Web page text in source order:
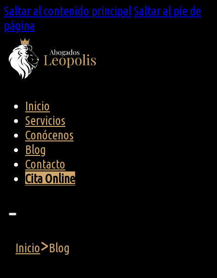
Saltar al contenido principalSaltar al pie de
página
Inicio
Servicios
Conócenos
Blog
Contacto
Cita Online
Inicio>Blog